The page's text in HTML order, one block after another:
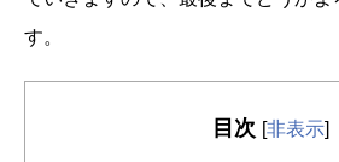
す。
目次 [非表示]